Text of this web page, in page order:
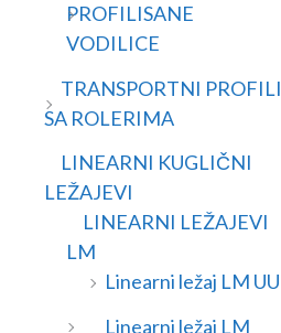
PROFILISANE
VODILICE
TRANSPORTNI PROFILI
SA ROLERIMA
LINEARNI KUGLIČNI
LEŽAJEVI
LINEARNI LEŽAJEVI
LM
Linearni ležaj LM UU
Linearni ležaj LM